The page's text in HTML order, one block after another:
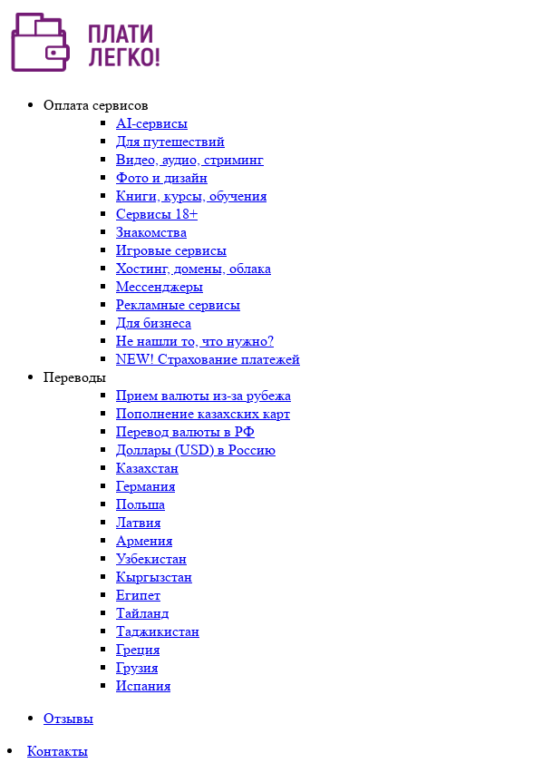
Оплата сервисов
AI-сервисы
Для путешествий
Видео, аудио, стриминг
Фото и дизайн
Книги, курсы, обучения
Сервисы 18+
Знакомства
Игровые сервисы
Хостинг, домены, облака
Мессенджеры
Рекламные сервисы
Для бизнеса
Не нашли то, что нужно?
NEW! Страхование платежей
Переводы
Прием валюты из-за рубежа
Пополнение казахских карт
Перевод валюты в РФ
Доллары (USD) в Россию
Казахстан
Германия
Польша
Латвия
Армения
Узбекистан
Кыргызстан
Египет
Тайланд
Таджикистан
Греция
Грузия
Испания
Отзывы
Контакты